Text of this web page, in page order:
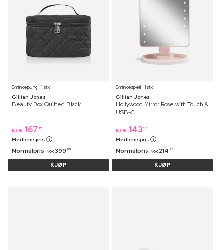
Sminkepung ⋅ 1 stk
Gillian Jones
Beauty Box Quilted Black
NOK 167 95
Medlemspris
Normalpris: NOK 399 95
KJØP
Sminkespeil ⋅ 1 stk
Gillian Jones
Hollywood Mirror Rose with Touch &
USB-C
NOK 143 95
Medlemspris
Normalpris: NOK 214 95
KJØP